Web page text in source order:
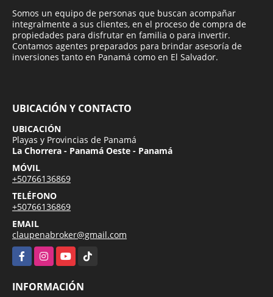
Somos un equipo de personas que buscan acompañar
integralmente a sus clientes, en el proceso de compra de
propiedades para disfrutar en familia o para invertir.
Contamos agentes preparados para brindar asesoría de
inversiones tanto en Panamá como en El Salvador.
UBICACIÓN Y CONTACTO
UBICACIÓN
Playas y Provincias de Panamá
La Chorrera - Panamá Oeste - Panamá
MÓVIL
+50766136869
TELÉFONO
+50766136869
EMAIL
claupenabroker@gmail.com
FacebookInstagramYouTubeTikTok
INFORMACIÓN